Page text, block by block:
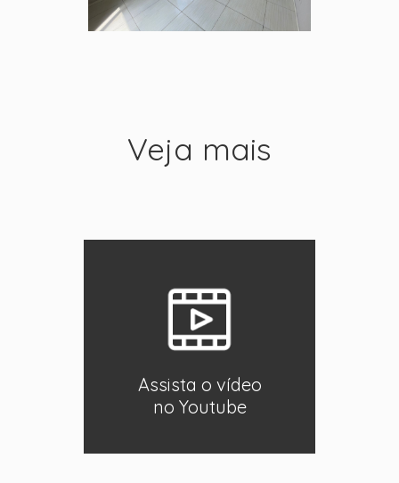
Veja mais
Assista o vídeo
no Youtube